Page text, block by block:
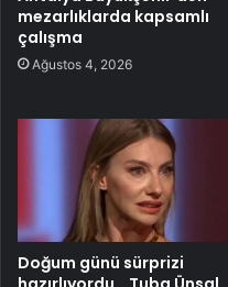
mezarlıklarda kapsamlı
çalışma
Ağustos 4, 2026
Doğum günü sürprizi